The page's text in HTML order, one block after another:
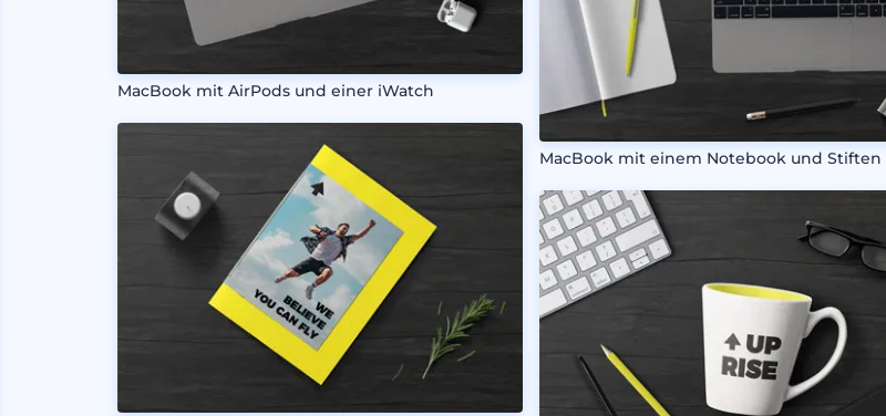
MacBook mit AirPods und einer iWatch
MacBook mit einem Notebook und Stiften